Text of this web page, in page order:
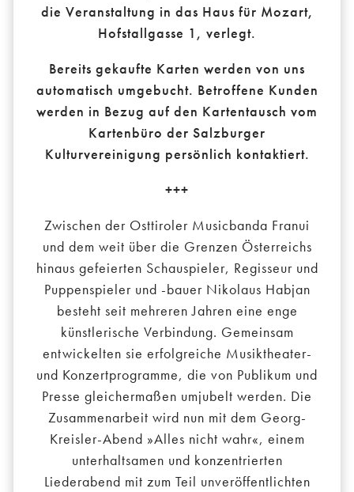
die Veranstaltung in das Haus für Mozart,
Hofstallgasse 1, verlegt.
Bereits gekaufte Karten werden von uns
automatisch umgebucht. Betroffene Kunden
werden in Bezug auf den Kartentausch vom
Kartenbüro der Salzburger
Kulturvereinigung persönlich kontaktiert.
+++
Zwischen der Osttiroler Musicbanda Franui
und dem weit über die Grenzen Österreichs
hinaus gefeierten Schauspieler, Regisseur und
Puppenspieler und -bauer Nikolaus Habjan
besteht seit mehreren Jahren eine enge
künstlerische Verbindung. Gemeinsam
entwickelten sie erfolgreiche Musiktheater-
und Konzertprogramme, die von Publikum und
Presse gleichermaßen umjubelt werden. Die
Zusammenarbeit wird nun mit dem Georg-
Kreisler-Abend »Alles nicht wahr«, einem
unterhaltsamen und konzentrierten
Liederabend mit zum Teil unveröffentlichten